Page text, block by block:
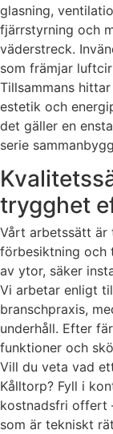
glasning,
fjärrstyrning och
väderstreck.
som främjar
Tillsammans
estetik och
det gäller en
serie
trygghet
Vårt arbetssätt är
förbesiktning och
av ytor, säker
Vi arbetar enligt
branschpraxis,
underhåll. Efter
funktioner och
Vill du veta vad
Kålltorp? Fyll i
kostnadsfri offert
som är tekniskt